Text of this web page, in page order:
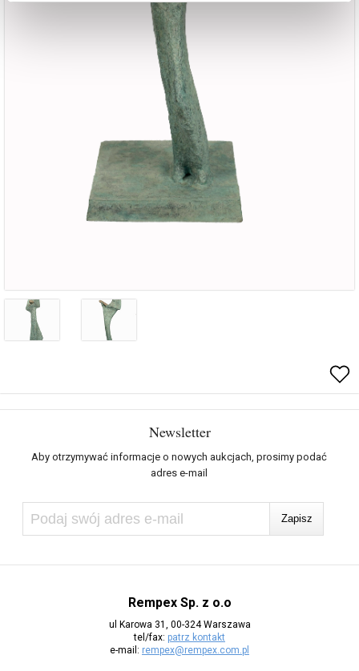
Newsletter
Aby otrzymywać informacje o nowych aukcjach, prosimy podać
adres e-mail
Rempex Sp. z o.o
ul Karowa 31, 00-324 Warszawa
tel/fax: patrz kontakt
e-mail: rempex@rempex.com.pl